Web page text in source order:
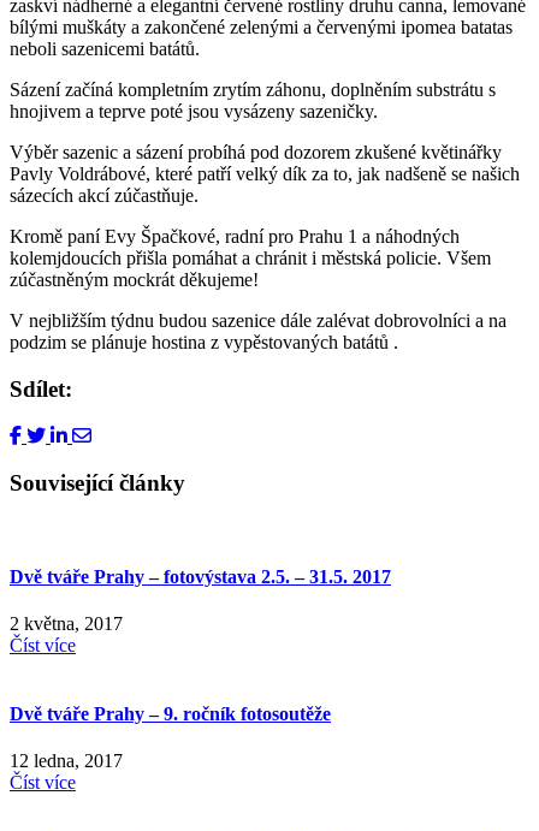
zaskví nádherné a elegantní červené rostliny druhu canna, lemované
bílými muškáty a zakončené zelenými a červenými ipomea batatas
neboli sazenicemi batátů.
Sázení začíná kompletním zrytím záhonu, doplněním substrátu s
hnojivem a teprve poté jsou vysázeny sazeničky.
Výběr sazenic a sázení probíhá pod dozorem zkušené květinářky
Pavly Voldrábové, které patří velký dík za to, jak nadšeně se našich
sázecích akcí zúčastňuje.
Kromě paní Evy Špačkové, radní pro Prahu 1 a náhodných
kolemjdoucích přišla pomáhat a chránit i městská policie. Všem
zúčastněným mockrát děkujeme!
V nejbližším týdnu budou sazenice dále zalévat dobrovolníci a na
podzim se plánuje hostina z vypěstovaných batátů .
Sdílet:
Související články
Dvě tváře Prahy – fotovýstava 2.5. – 31.5. 2017
2 května, 2017
Číst více
Dvě tváře Prahy – 9. ročník fotosoutěže
12 ledna, 2017
Číst více